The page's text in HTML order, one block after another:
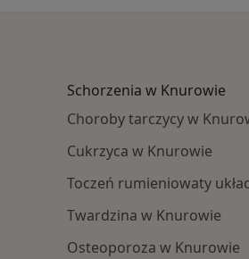
Schorzenia w Knurowie
Choroby tarczycy w
Cukrzyca w Knurowie
Toczeń rumieniowaty
Twardzina w Knurowie
Osteoporoza w Knurowie